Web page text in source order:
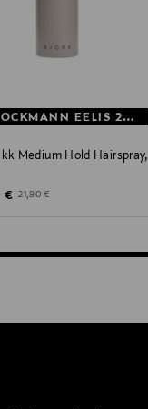
MYSTOCKMANN EELIS 27%
Medium Hold Hairspray,
Price
€ Original Price
21,90 €